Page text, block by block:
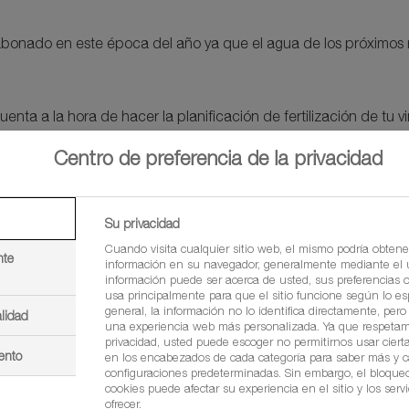
en este época del año ya que el agua de los
a la hora de hacer la planificación de fertilización de tu
micros en forma mineral
o restos vegetales compostados
que harán que tengamos un manto verde en el
empiecen a aparecer cerca del tronco. Se pueden
lloro y brotan los viñedos de
Centro de preferencia de la privacidad
Su privacidad
Cuando visita cualquier sitio web, el mismo podría
información en su navegador, generalmente mediante el
información puede ser acerca de usted, sus preferencias
usa principalmente para que el sitio funcione según lo
general, la información no lo identifica directamente,
una experiencia web más personalizada. Ya que
privacidad, usted puede escoger no permitirnos usar
en los encabezados de cada categoría para saber más y
configuraciones predeterminadas. Sin embargo, el
cookies puede afectar su experiencia en el sitio y los
ofrecer.